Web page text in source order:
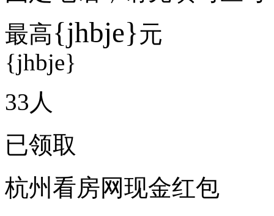
最高{jhbje}元
{jhbje}
33 人
已领取
杭州看房网现金红包